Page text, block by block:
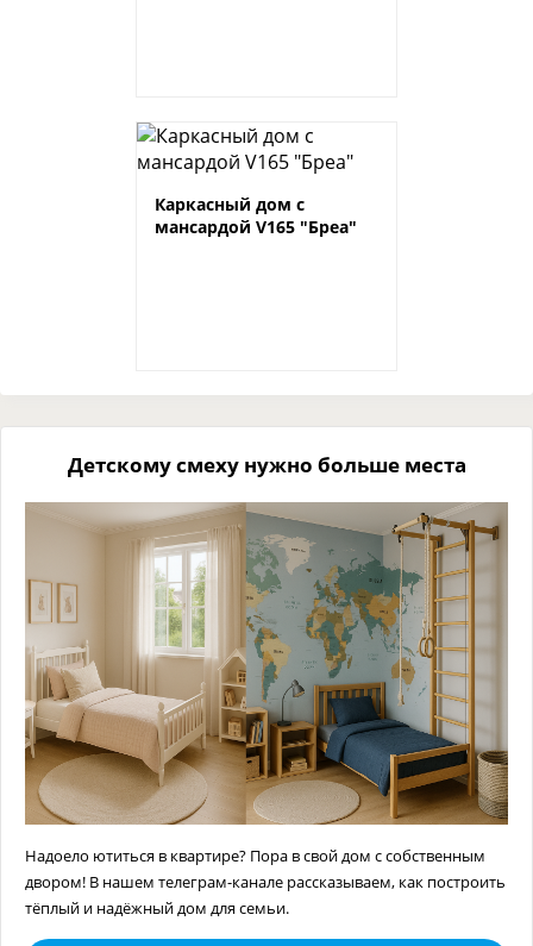
Каркасный дом с
мансардой V165 "Бреа"
Детскому смеху нужно больше места
Надоело ютиться в квартире? Пора в свой дом с собственным
двором! В нашем телеграм-канале рассказываем, как построить
тёплый и надёжный дом для семьи.